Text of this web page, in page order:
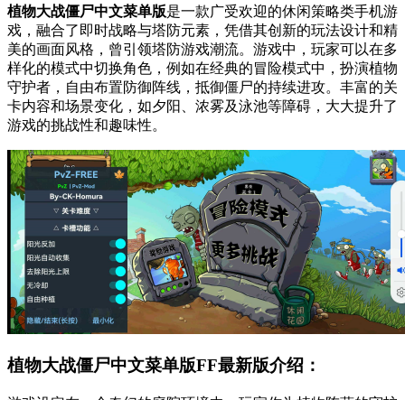
植物大战僵尸中文菜单版是一款广受欢迎的休闲策略类手机游
戏，融合了即时战略与塔防元素，凭借其创新的玩法设计和精
美的画面风格，曾引领塔防游戏潮流。游戏中，玩家可以在多
样化的模式中切换角色，例如在经典的冒险模式中，扮演植物
守护者，自由布置防御阵线，抵御僵尸的持续进攻。丰富的关
卡内容和场景变化，如夕阳、浓雾及泳池等障碍，大大提升了
游戏的挑战性和趣味性。
植物大战僵尸中文菜单版FF最新版介绍：